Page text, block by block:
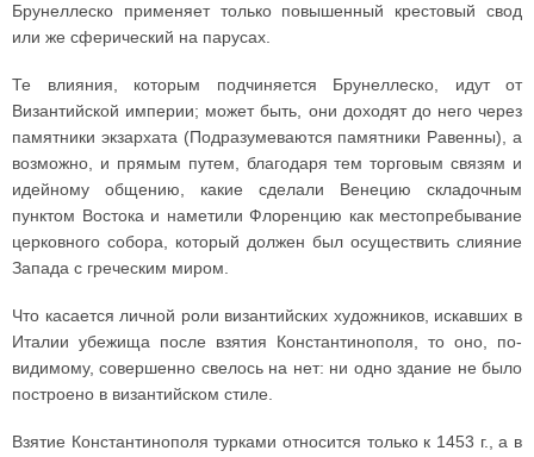
Брунеллеско применяет только повышенный крестовый свод
или же сферический на парусах.
Те влияния, которым подчиняется Брунеллеско, идут от
Византийской империи; может быть, они доходят до него через
памятники экзархата (Подразумеваются памятники Равенны), а
возможно, и прямым путем, благодаря тем торговым связям и
идейному общению, какие сделали Венецию складочным
пунктом Востока и наметили Флоренцию как местопребывание
церковного собора, который должен был осуществить слияние
Запада с греческим миром.
Что касается личной роли византийских художников, искавших в
Италии убежища после взятия Константинополя, то оно, по-
видимому, совершенно свелось на нет: ни одно здание не было
построено в византийском стиле.
Взятие Константинополя турками относится только к 1453 г., а в